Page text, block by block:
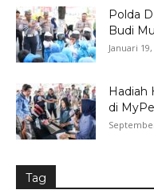
Polda
Budi
Januari
Hadiah
di
Tag